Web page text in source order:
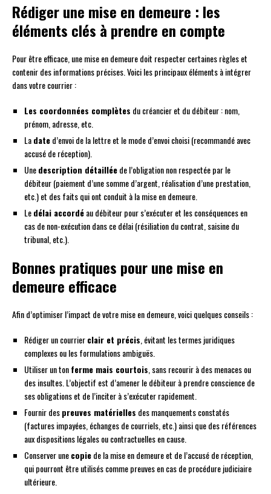
Rédiger une mise en demeure : les
éléments clés à prendre en compte
Pour être efficace, une mise en demeure doit respecter certaines règles et
contenir des informations précises. Voici les principaux éléments à intégrer
dans votre courrier :
Les coordonnées complètes du créancier et du débiteur : nom,
prénom, adresse, etc.
Ladated’envoi de la lettre et le mode d’envoi choisi (recommandé avec
accusé de réception).
Unedescription détailléede l’obligation non respectée par le
débiteur (paiement d’une somme d’argent, réalisation d’une prestation,
etc.) et des faits qui ont conduit à la mise en demeure.
Ledélai accordéau débiteur pour s’exécuter et les conséquences en
cas de non-exécution dans ce délai (résiliation du contrat, saisine du
tribunal, etc.).
Bonnes pratiques pour une mise en
demeure efficace
Afin d’optimiser l’impact de votre mise en demeure, voici quelques conseils :
Rédiger un courrierclair et précis , évitant les termes juridiques
complexes ou les formulations ambiguës.
Utiliser un tonferme mais courtois , sans recourir à des menaces ou
des insultes. L’objectif est d’amener le débiteur à prendre conscience de
ses obligations et de l’inciter à s’exécuter rapidement.
Fournir despreuves matérielles des manquements constatés
(factures impayées, échanges de courriels, etc.) ainsi que des références
aux dispositions légales ou contractuelles en cause.
Conserver unecopiede la mise en demeure et de l’accusé de réception,
qui pourront être utilisés comme preuves en cas de procédure judiciaire
ultérieure.